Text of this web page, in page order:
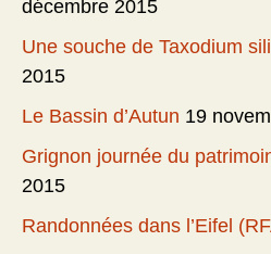
décembre 2015
Une souche de Taxodium
2015
Le Bassin d’Autun 19
Grignon journée du
2015
Randonnées dans l’Eifel